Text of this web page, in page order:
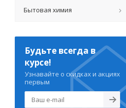
Бытовая химия
Будьте всегда в
курсе!
Узнавайте о скидках и акциях
первым